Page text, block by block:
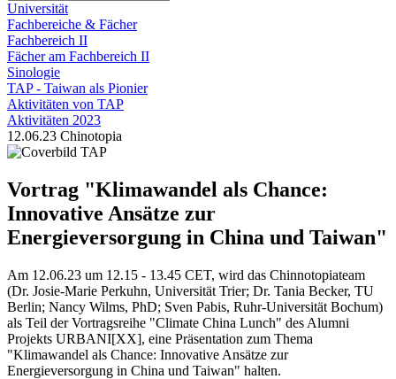
Universität
Fachbereiche & Fächer
Fachbereich II
Fächer am Fachbereich II
Sinologie
TAP - Taiwan als Pionier
Aktivitäten von TAP
Aktivitäten 2023
12.06.23 Chinotopia
Vortrag "Klimawandel als Chance:
Innovative Ansätze zur
Energieversorgung in China und Taiwan"
Am 12.06.23 um 12.15 - 13.45 CET, wird das Chinnotopiateam
(Dr. Josie-Marie Perkuhn, Universität Trier; Dr. Tania Becker, TU
Berlin; Nancy Wilms, PhD; Sven Pabis, Ruhr-Universität Bochum)
als Teil der Vortragsreihe "Climate China Lunch" des Alumni
Projekts URBANI[XX], eine Präsentation zum Thema
"Klimawandel als Chance: Innovative Ansätze zur
Energieversorgung in China und Taiwan" halten.